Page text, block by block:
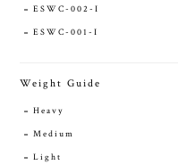
ESWC-002-I
ESWC-001-I
Weight Guide
Heavy
Medium
Light